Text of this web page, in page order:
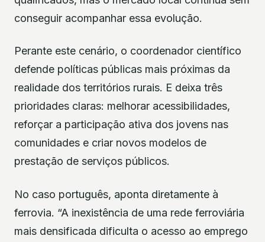
conseguir acompanhar essa evolução.
Perante este cenário, o coordenador científico
defende políticas públicas mais próximas da
realidade dos territórios rurais. E deixa três
prioridades claras: melhorar acessibilidades,
reforçar a participação ativa dos jovens nas
comunidades e criar novos modelos de
prestação de serviços públicos.
No caso português, aponta diretamente à
ferrovia. “A inexistência de uma rede ferroviária
mais densificada dificulta o acesso ao emprego